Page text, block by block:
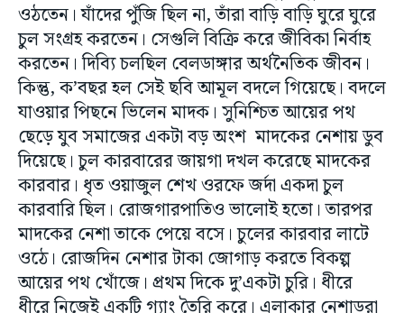
ওঠতেন। যাঁদের পুঁজি ছিল না, তাঁরা বাড়ি বাড়ি ঘুরে ঘুরে
চুল সংগ্রহ করতেন। সেগুলি বিক্রি করে জীবিকা নির্বাহ
করতেন। দিব্যি চলছিল বেলডাঙ্গার অর্থনৈতিক জীবন।
কিন্তু, ক’বছর হল সেই ছবি আমূল বদলে গিয়েছে। বদলে
যাওয়ার পিছনে ভিলেন মাদক। সুনিশ্চিত আয়ের পথ
ছেড়ে যুব সমাজের একটা বড় অংশ মাদকের নেশায় ডুব
দিয়েছে। চুল কারবারের জায়গা দখল করেছে মাদকের
কারবার। ধৃত ওয়াজুল শেখ ওরফে জর্দা একদা চুল
কারবারি ছিল। রোজগারপাতিও ভালোই হতো। তারপর
মাদকের নেশা তাকে পেয়ে বসে। চুলের কারবার লাটে
ওঠে। রোজদিন নেশার টাকা জোগাড় করতে বিকল্প
আয়ের পথ খোঁজে। প্রথম দিকে দু’একটা চুরি। ধীরে